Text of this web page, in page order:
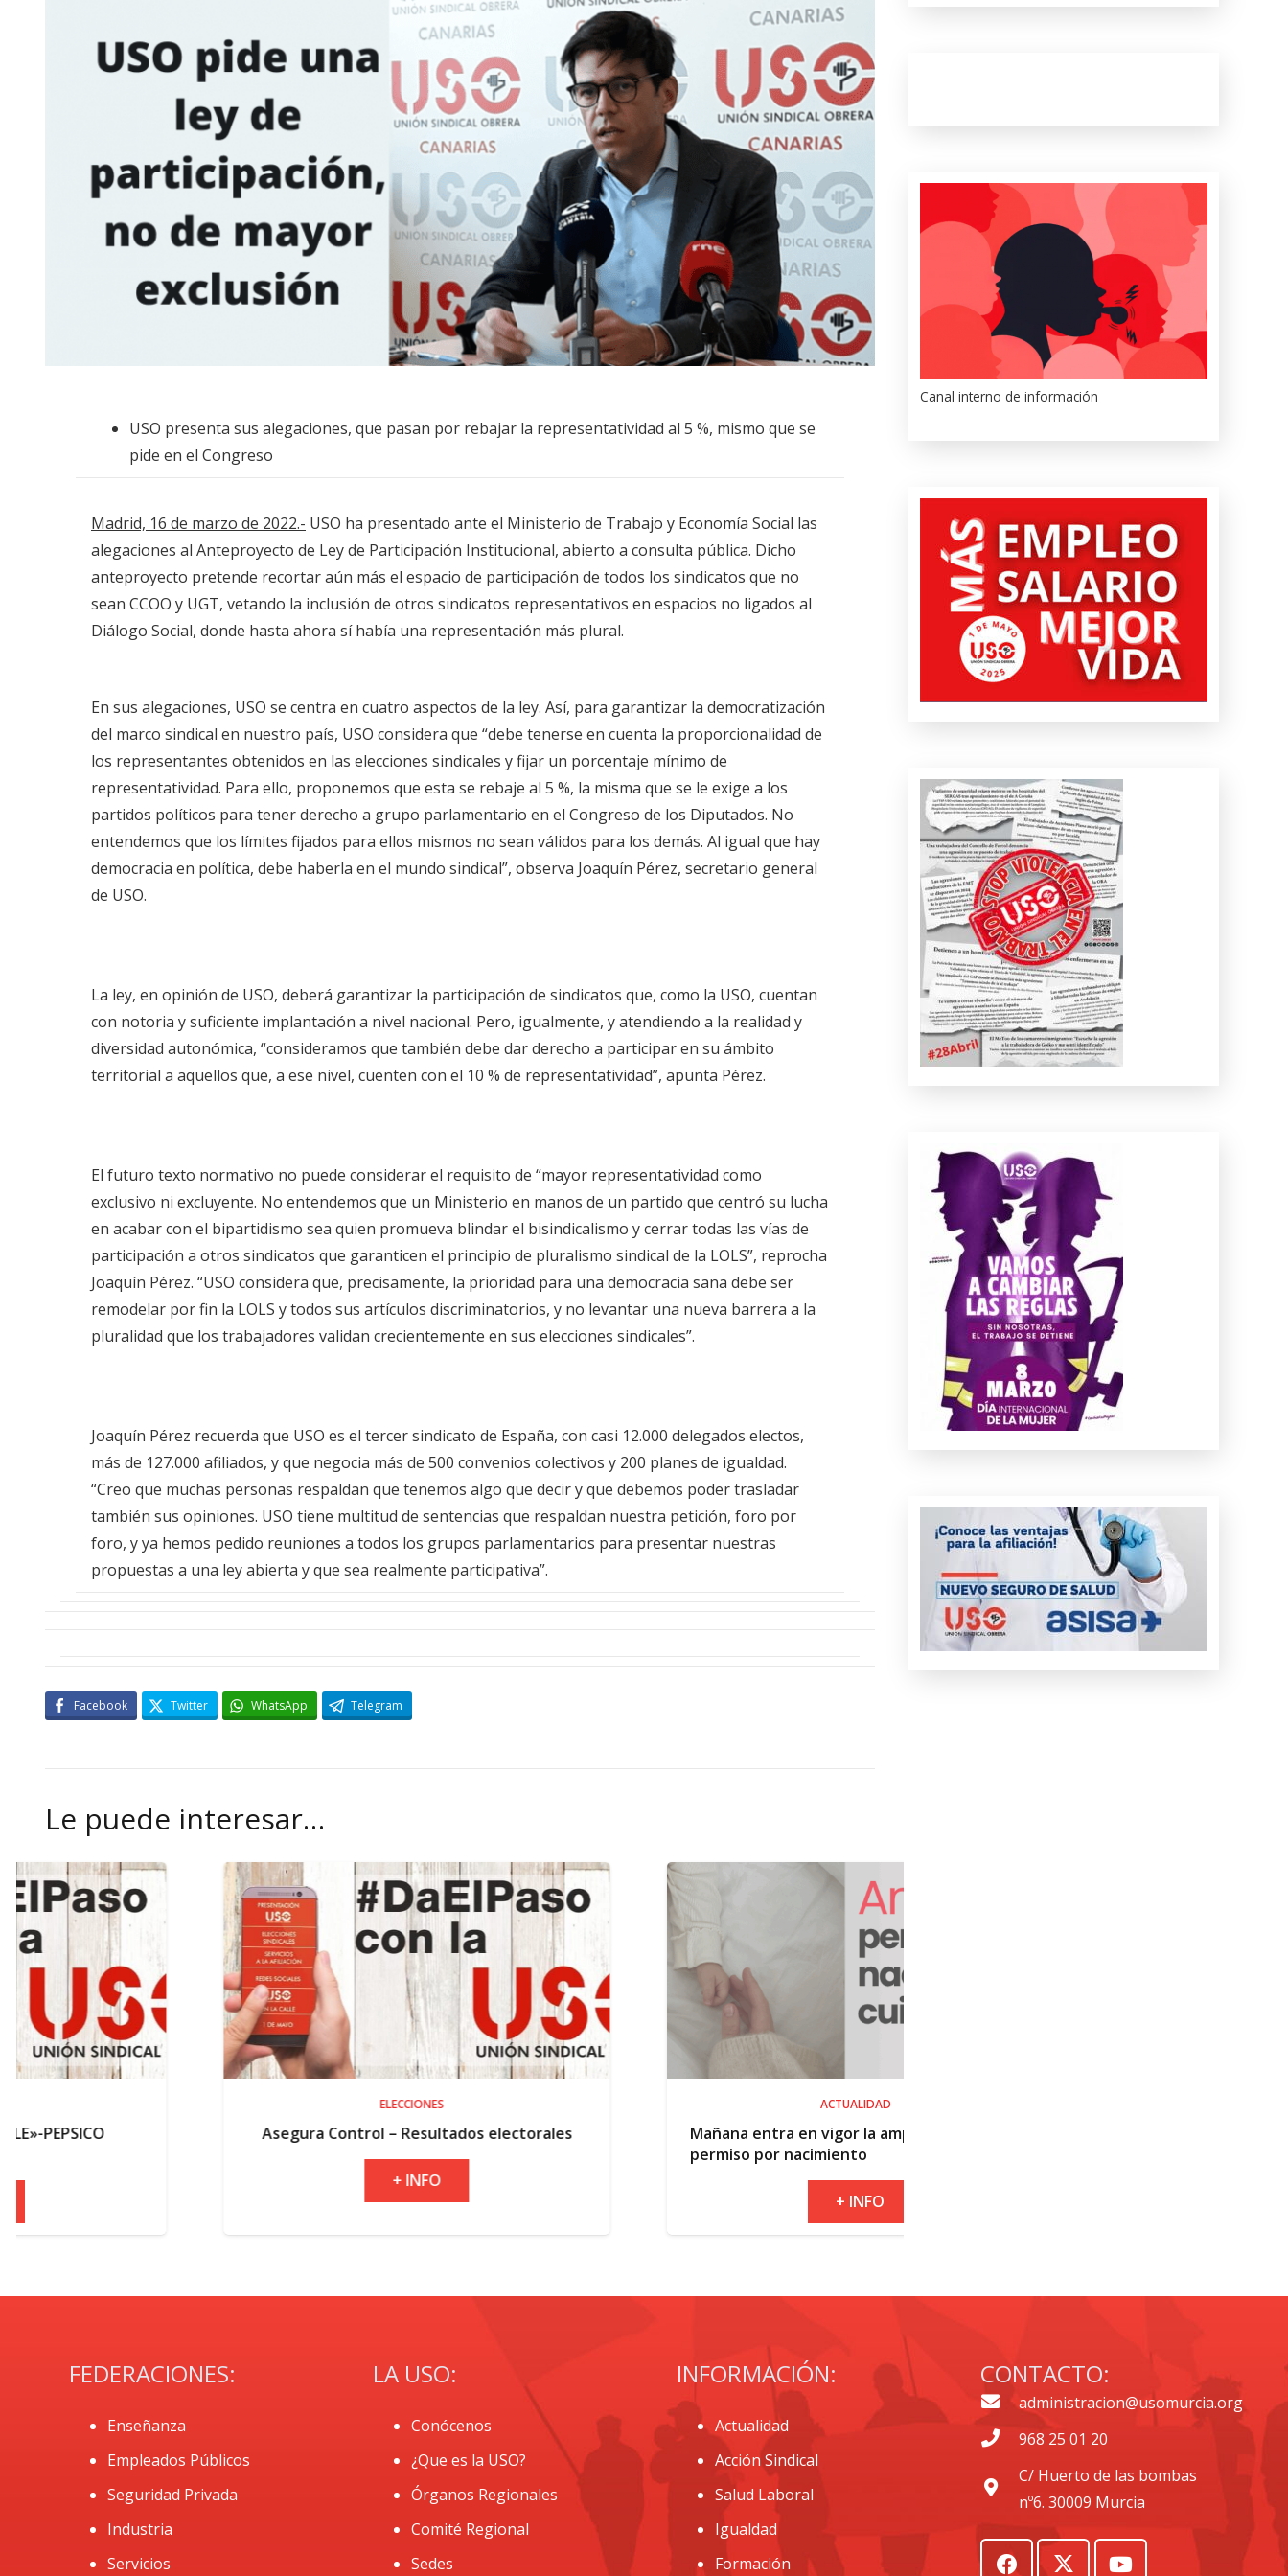
USO presenta sus alegaciones, que pasan por rebajar la representatividad al 5 %, mismo que se
pide en el Congreso
Madrid, 16 de marzo de 2022.- USO ha presentado ante el Ministerio de Trabajo y Economía Social las
alegaciones al Anteproyecto de Ley de Participación Institucional, abierto a consulta pública. Dicho
anteproyecto pretende recortar aún más el espacio de participación de todos los sindicatos que no
sean CCOO y UGT, vetando la inclusión de otros sindicatos representativos en espacios no ligados al
Diálogo Social, donde hasta ahora sí había una representación más plural.
En sus alegaciones, USO se centra en cuatro aspectos de la ley. Así, para garantizar la democratización
del marco sindical en nuestro país, USO considera que “debe tenerse en cuenta la proporcionalidad de
los representantes obtenidos en las elecciones sindicales y fijar un porcentaje mínimo de
representatividad. Para ello, proponemos que esta se rebaje al 5 %, la misma que se le exige a los
partidos políticos para tener derecho a grupo parlamentario en el Congreso de los Diputados. No
entendemos que los límites fijados para ellos mismos no sean válidos para los demás. Al igual que hay
democracia en política, debe haberla en el mundo sindical”, observa Joaquín Pérez, secretario general
de USO.
La ley, en opinión de USO, deberá garantizar la participación de sindicatos que, como la USO, cuentan
con notoria y suficiente implantación a nivel nacional. Pero, igualmente, y atendiendo a la realidad y
diversidad autonómica, “consideramos que también debe dar derecho a participar en su ámbito
territorial a aquellos que, a ese nivel, cuenten con el 10 % de representatividad”, apunta Pérez.
El futuro texto normativo no puede considerar el requisito de “mayor representatividad como
exclusivo ni excluyente. No entendemos que un Ministerio en manos de un partido que centró su lucha
en acabar con el bipartidismo sea quien promueva blindar el bisindicalismo y cerrar todas las vías de
participación a otros sindicatos que garanticen el principio de pluralismo sindical de la LOLS”, reprocha
Joaquín Pérez. “USO considera que, precisamente, la prioridad para una democracia sana debe ser
remodelar por fin la LOLS y todos sus artículos discriminatorios, y no levantar una nueva barrera a la
pluralidad que los trabajadores validan crecientemente en sus elecciones sindicales”.
Joaquín Pérez recuerda que USO es el tercer sindicato de España, con casi 12.000 delegados electos,
más de 127.000 afiliados, y que negocia más de 500 convenios colectivos y 200 planes de igualdad.
“Creo que muchas personas respaldan que tenemos algo que decir y que debemos poder trasladar
también sus opiniones. USO tiene multitud de sentencias que respaldan nuestra petición, foro por
foro, y ya hemos pedido reuniones a todos los grupos parlamentarios para presentar nuestras
propuestas a una ley abierta y que sea realmente participativa”.
Facebook Twitter WhatsApp Telegram
Le puede interesar…
Asegura Control – Resultados electorales
Mañana entra en vigor la ampliación del
permiso por nacimiento
Canal interno de información
FEDERACIONES:
Enseñanza
Empleados Públicos
Seguridad Privada
Industria
Servicios
LA USO:
Conócenos
¿Que es la USO?
Órganos Regionales
Comité Regional
Sedes
INFORMACIÓN:
Actualidad
Acción Sindical
Salud Laboral
Igualdad
Formación
CONTACTO:
administracion@usomurcia.org
968 25 01 20
C/ Huerto de las bombas
nº6. 30009 Murcia